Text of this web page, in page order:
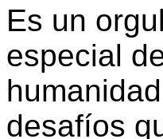
Es un
especial
desafíos